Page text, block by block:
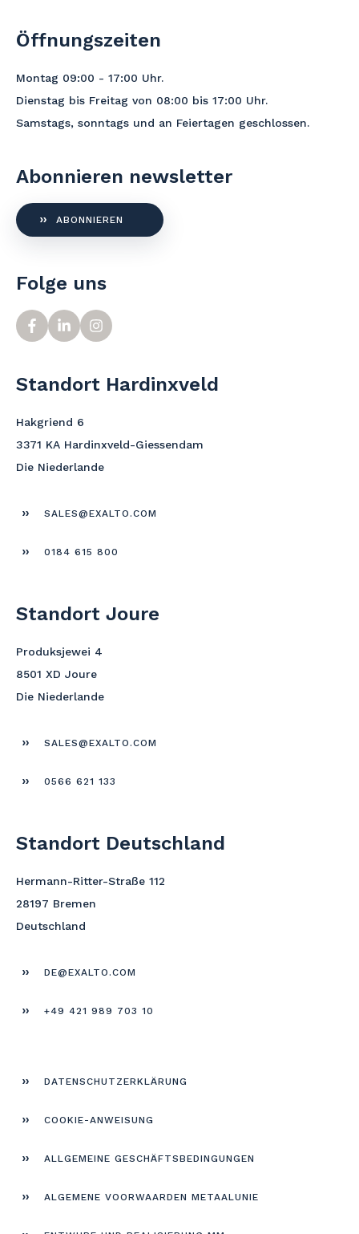
Öffnungszeiten
Montag 09:00 - 17:00 Uhr.
Dienstag bis Freitag von 08:00 bis 17:00 Uhr.
Samstags, sonntags und an Feiertagen geschlossen.
Abonnieren newsletter
ABONNIEREN
Folge uns
Standort Hardinxveld
Hakgriend 6
3371 KA Hardinxveld-Giessendam
Die Niederlande
SALES@EXALTO.COM
0184 615 800
Standort Joure
Produksjewei 4
8501 XD Joure
Die Niederlande
SALES@EXALTO.COM
0566 621 133
Standort Deutschland
Hermann-Ritter-Straße 112
28197 Bremen
Deutschland
DE@EXALTO.COM
+49 421 989 703 10
DATEN­SCHUTZERKLÄRUNG
COOKIE-ANWEISUNG
ALLGEMEINE GESCHÄFTS­BEDINGUNGEN
ALGEMENE VOORWAARDEN METAALUNIE